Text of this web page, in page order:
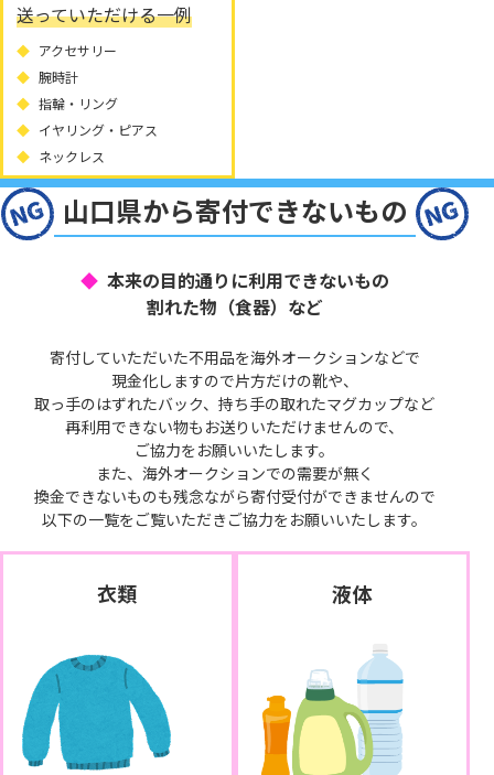
送っていただける一例
アクセサリー
腕時計
指輪・リング
イヤリング・ピアス
ネックレス
山口県から寄付できないもの
本来の目的通りに利用できないもの
割れた物（食器）など
寄付していただいた不用品を海外オークションなどで
現金化しますので片方だけの靴や、
取っ手のはずれたバック、持ち手の取れたマグカップなど
再利用できない物もお送りいただけませんので、
ご協力をお願いいたします。
また、海外オークションでの需要が無く
換金できないものも残念ながら寄付受付ができませんので
以下の一覧をご覧いただきご協力をお願いいたします。
衣類 液体